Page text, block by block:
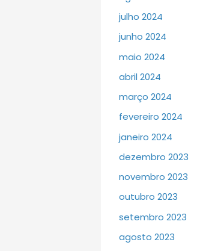
julho 2024
junho 2024
maio 2024
abril 2024
março 2024
fevereiro 2024
janeiro 2024
dezembro 2023
novembro 2023
outubro 2023
setembro 2023
agosto 2023